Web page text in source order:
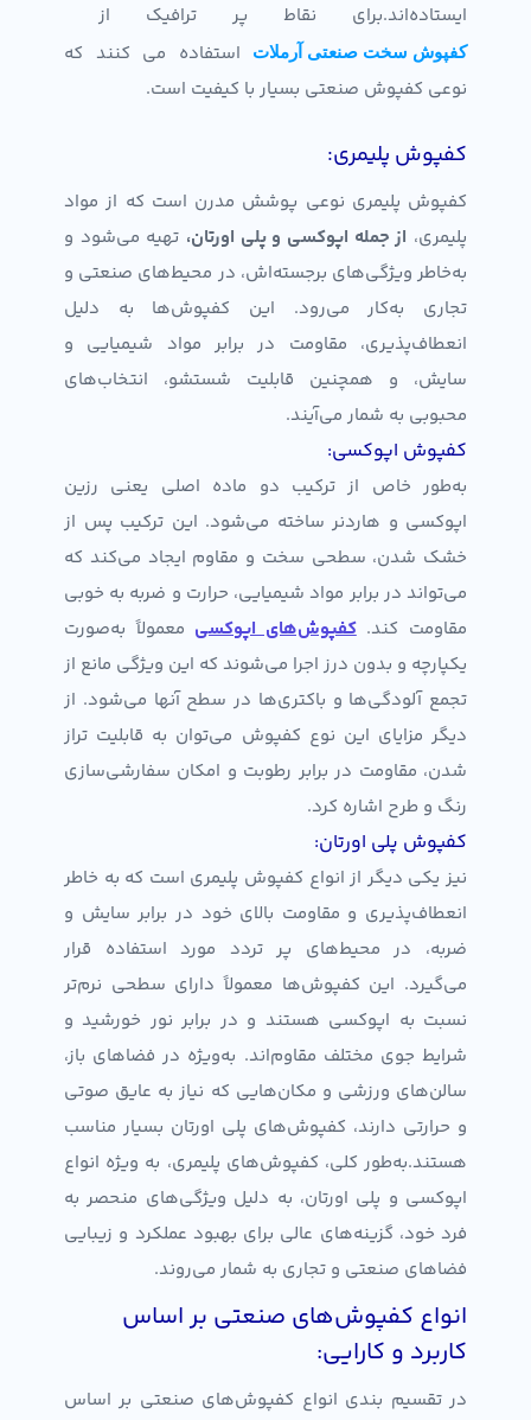
ایستاده‌اند.برای نقاط پر ترافیک از
کفپوش سخت صنعتی آرملات
استفاده می کنند که
نوعی کفپوش صنعتی بسیار با کیفیت است.
کفپوش پلیمری:
کفپوش پلیمری نوعی پوشش مدرن است که از مواد
پلیمری، از جمله اپوکسی و پلی اورتان، تهیه می‌شود و
به‌خاطر ویژگی‌های برجسته‌اش، در محیط‌های صنعتی و
تجاری به‌کار می‌رود. این کفپوش‌ها به دلیل
انعطاف‌پذیری، مقاومت در برابر مواد شیمیایی و
سایش، و همچنین قابلیت شستشو، انتخاب‌های
محبوبی به شمار می‌آیند.
کفپوش اپوکسی:
به‌طور خاص از ترکیب دو ماده اصلی یعنی رزین
اپوکسی و هاردنر ساخته می‌شود. این ترکیب پس از
خشک شدن، سطحی سخت و مقاوم ایجاد می‌کند که
می‌تواند در برابر مواد شیمیایی، حرارت و ضربه به خوبی
مقاومت کند.کفپوش‌های اپوکسی معمولاً به‌صورت
یکپارچه و بدون درز اجرا می‌شوند که این ویژگی مانع از
تجمع آلودگی‌ها و باکتری‌ها در سطح آنها می‌شود. از
دیگر مزایای این نوع کفپوش می‌توان به قابلیت تراز
شدن، مقاومت در برابر رطوبت و امکان سفارشی‌سازی
رنگ و طرح اشاره کرد.
کفپوش پلی اورتان:
نیز یکی دیگر از انواع کفپوش پلیمری است که به خاطر
انعطاف‌پذیری و مقاومت بالای خود در برابر سایش و
ضربه، در محیط‌های پر تردد مورد استفاده قرار
می‌گیرد. این کفپوش‌ها معمولاً دارای سطحی نرم‌تر
نسبت به اپوکسی هستند و در برابر نور خورشید و
شرایط جوی مختلف مقاوم‌اند. به‌ویژه در فضاهای باز،
سالن‌های ورزشی و مکان‌هایی که نیاز به عایق صوتی
و حرارتی دارند، کفپوش‌های پلی اورتان بسیار مناسب
هستند.به‌طور کلی، کفپوش‌های پلیمری، به ویژه انواع
اپوکسی و پلی اورتان، به دلیل ویژگی‌های منحصر به
فرد خود، گزینه‌های عالی برای بهبود عملکرد و زیبایی
فضاهای صنعتی و تجاری به شمار می‌روند.
انواع کفپوش‌های صنعتی بر اساس
کاربرد و کارایی:
در تقسیم‌ بندی انواع کفپوش‌های صنعتی بر اساس